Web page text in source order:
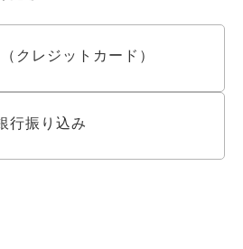
クレジットカード）
行振り込み